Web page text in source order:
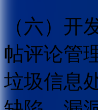
（六）
帖评论管
垃圾信息